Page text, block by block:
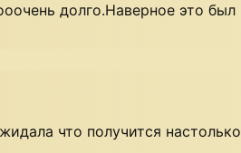
долго.Наверное это был
что получится настолько